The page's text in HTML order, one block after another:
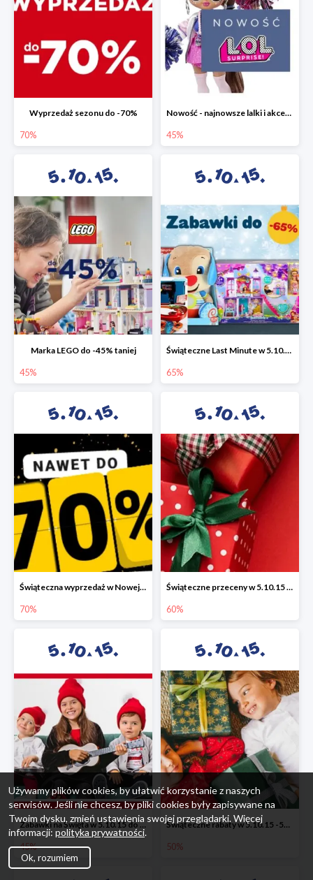
Wyprzedaż sezonu do -70%
70%
Nowość - najnowsze lalki i akcesoria L.O.L. w 5.10.15 do -45%
45%
Marka LEGO do -45% taniej
45%
Świąteczne Last Minute w 5.10.15 - zabawki do -65%
65%
Świąteczna wyprzedaż w Nowej Erze - National Geographic Learning -70%
70%
Świąteczne przeceny w 5.10.15 - wszystkie ubrania -60%
60%
Zabawki na Święta w 5.10.15 do -45%
45%
Świąteczne rabaty w 5.10.15 -50%
50%
Używamy plików cookies, by ułatwić korzystanie z naszych
serwisów. Jeśli nie chcesz, by pliki cookies były zapisywane na
Twoim dysku, zmień ustawienia swojej przeglądarki. Więcej
informacji: polityka prywatności.
Ok, rozumiem